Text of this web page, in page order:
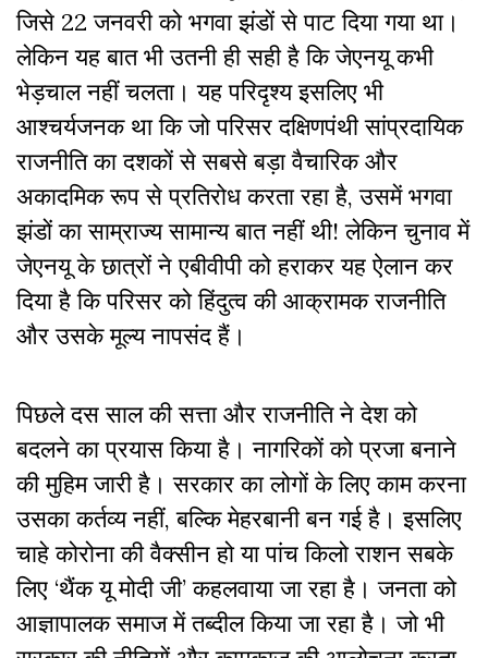
जिसे 22 जनवरी को भगवा झंडों से पाट दिया गया था।
लेकिन यह बात भी उतनी ही सही है कि जेएनयू कभी
भेड़चाल नहीं चलता। यह परिदृश्य इसलिए भी
आश्चर्यजनक था कि जो परिसर दक्षिणपंथी सांप्रदायिक
राजनीति का दशकों से सबसे बड़ा वैचारिक और
अकादमिक रूप से प्रतिरोध करता रहा है, उसमें भगवा
झंडों का साम्राज्य सामान्य बात नहीं थी! लेकिन चुनाव में
जेएनयू के छात्रों ने एबीवीपी को हराकर यह ऐलान कर
दिया है कि परिसर को हिंदुत्व की आक्रामक राजनीति
और उसके मूल्य नापसंद हैं।
पिछले दस साल की सत्ता और राजनीति ने देश को
बदलने का प्रयास किया है। नागरिकों को प्रजा बनाने
की मुहिम जारी है। सरकार का लोगों के लिए काम करना
उसका कर्तव्य नहीं, बल्कि मेहरबानी बन गई है। इसलिए
चाहे कोरोना की वैक्सीन हो या पांच किलो राशन सबके
लिए ‘थैंक यू मोदी जी’ कहलवाया जा रहा है। जनता को
आज्ञापालक समाज में तब्दील किया जा रहा है। जो भी